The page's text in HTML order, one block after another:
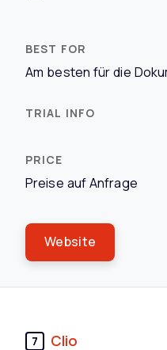
Am besten für die
Preise auf Anfrage
Website
7 Clio